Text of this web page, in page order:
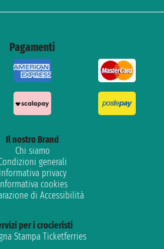
Pagamenti
Il nostro Brand
Chi siamo
generali
Informativa privacy
Informativa cookies
di Accessibilità
per i crocieristi
Stampa Ticketferries